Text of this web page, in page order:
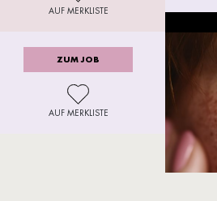
AUF MERKLISTE
ZUM JOB
AUF MERKLISTE